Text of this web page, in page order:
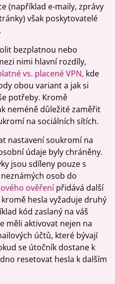
(například e-maily, zprávy
však poskytovatelé
bezplatnou nebo
nimi hlavní rozdíly,
vs. placené VPN, kde
obou variant a jak si
potřeby. Kromě
neméně důležité zaměřit
na sociálních sítích.
nastavení soukromí na
údaje byly chráněny.
jsou sdíleny pouze s
osob do
ověřenípřidává další
hesla vyžaduje druhý
kód zaslaný na váš
měli aktivovat nejen na
účtů, které bývají
se útočník dostane k
resetovat hesla k dalším